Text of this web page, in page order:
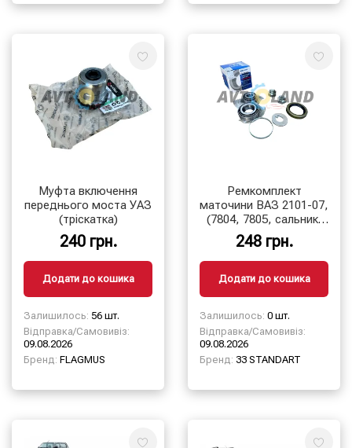
Муфта включення
переднього моста УАЗ
(тріскатка)
240 грн.
Додати до кошика
Залишилось: 56 шт.
Відправка/Самовивіз:
09.08.2026
Бренд: FLAGMUS
Ремкомплект
маточини ВАЗ 2101-07,
(7804, 7805, сальник,
гайка) 33 STANDART
248 грн.
Додати до кошика
Залишилось: 0 шт.
Відправка/Самовивіз:
09.08.2026
Бренд: 33 STANDART